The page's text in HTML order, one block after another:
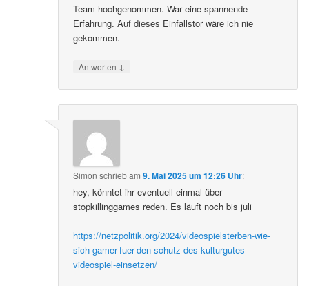
Team hochgenommen. War eine spannende
Erfahrung. Auf dieses Einfallstor wäre ich nie
gekommen.
Antworten ↓
Simon schriebam9. Mai 2025 um 12:26 Uhr:
hey, könntet ihr eventuell einmal über
stopkillinggames reden. Es läuft noch bis juli
https://netzpolitik.org/2024/videospielsterben-wie-
sich-gamer-fuer-den-schutz-des-kulturgutes-
videospiel-einsetzen/